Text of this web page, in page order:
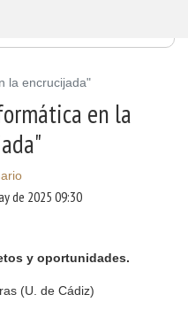
la encrucijada"
en la
de 2025 09:30
y oportunidades.
(U. de Cádiz)